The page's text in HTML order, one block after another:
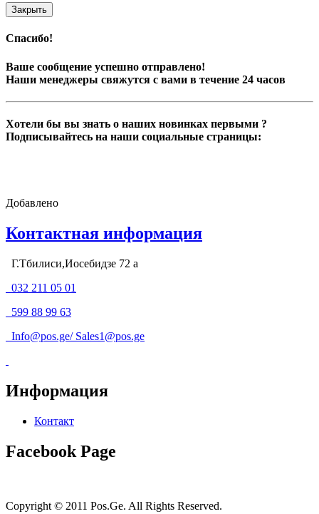
Закрыть
Спасибо!
Ваше сообщение успешно отправлено!
Наши менеджеры свяжутся с вами в течение 24 часов
Хотели бы вы знать о наших новинках первыми ?
Подписывайтесь на наши социальные страницы:
Добавлено
Контактная информация
Г.Тбилиси,Иосебидзе 72 а
032 211 05 01
599 88 99 63
Info@pos.ge/ Sales1@pos.ge
Информация
Контакт
Facebook Page
Copyright © 2011 Pos.Ge. All Rights Reserved.